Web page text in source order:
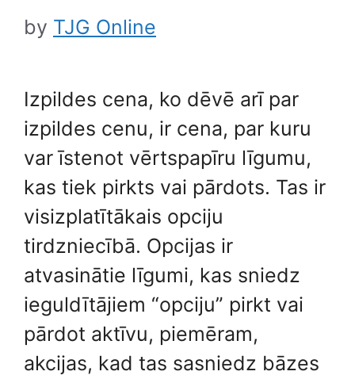
by TJG Online
Izpildes cena, ko dēvē arī par
izpildes cenu, ir cena, par kuru
var īstenot vērtspapīru līgumu,
kas tiek pirkts vai pārdots. Tas ir
visizplatītākais opciju
tirdzniecībā. Opcijas ir
atvasinātie līgumi, kas sniedz
ieguldītājiem “opciju” pirkt vai
pārdot aktīvu, piemēram,
akcijas, kad tas sasniedz bāzes